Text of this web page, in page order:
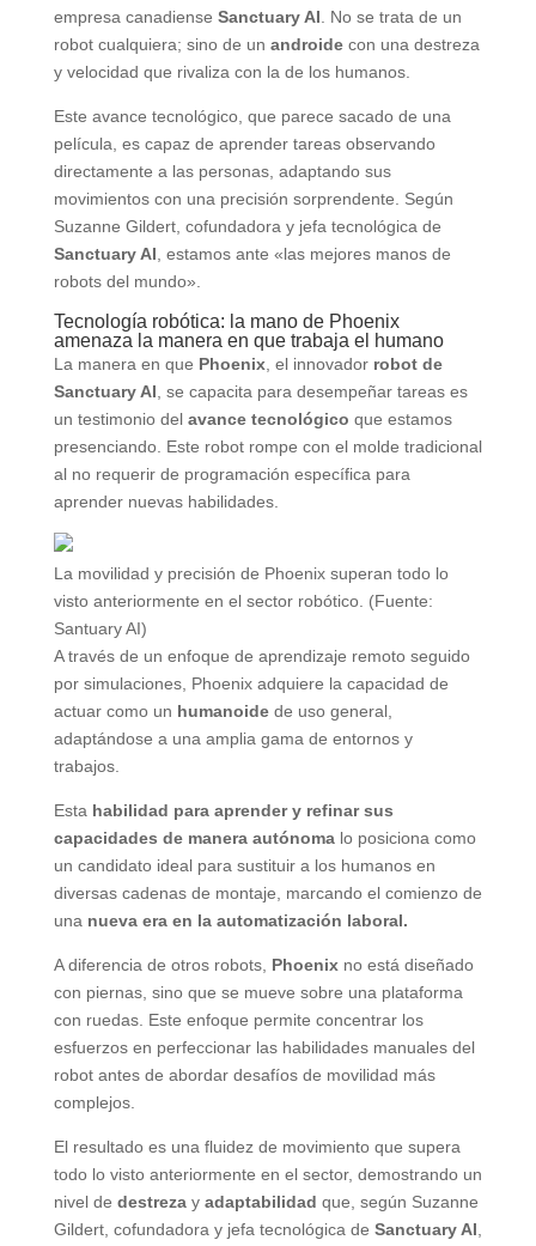
empresa canadiense Sanctuary AI . No se trata de un
robot cualquiera; sino de un androidecon una destreza
y velocidad que rivaliza con la de los humanos.
Este avance tecnológico, que parece sacado de una
película, es capaz de aprender tareas observando
directamente a las personas, adaptando sus
movimientos con una precisión sorprendente. Según
Suzanne Gildert, cofundadora y jefa tecnológica de
Sanctuary AI , estamos ante «las mejores manos de
robots del mundo».
Tecnología robótica: la mano de Phoenix
amenaza la manera en que trabaja el humano
La manera en que Phoenix, el innovador robot de
Sanctuary AI , se capacita para desempeñar tareas es
un testimonio del avance tecnológico que estamos
presenciando. Este robot rompe con el molde tradicional
al no requerir de programación específica para
aprender nuevas habilidades.
La movilidad y precisión de Phoenix superan todo lo
visto anteriormente en el sector robótico. (Fuente:
Santuary AI)
A través de un enfoque de aprendizaje remoto seguido
por simulaciones, Phoenix adquiere la capacidad de
actuar como un humanoidede uso general,
adaptándose a una amplia gama de entornos y
trabajos.
Esta habilidad para aprender y refinar sus
capacidades de manera autónomalo posiciona como
un candidato ideal para sustituir a los humanos en
diversas cadenas de montaje, marcando el comienzo de
una nueva era en la automatización laboral.
A diferencia de otros robots, Phoenixno está diseñado
con piernas, sino que se mueve sobre una plataforma
con ruedas. Este enfoque permite concentrar los
esfuerzos en perfeccionar las habilidades manuales del
robot antes de abordar desafíos de movilidad más
complejos.
El resultado es una fluidez de movimiento que supera
todo lo visto anteriormente en el sector, demostrando un
nivel de destrezay adaptabilidad que, según Suzanne
Gildert, cofundadora y jefa tecnológica de Sanctuary AI